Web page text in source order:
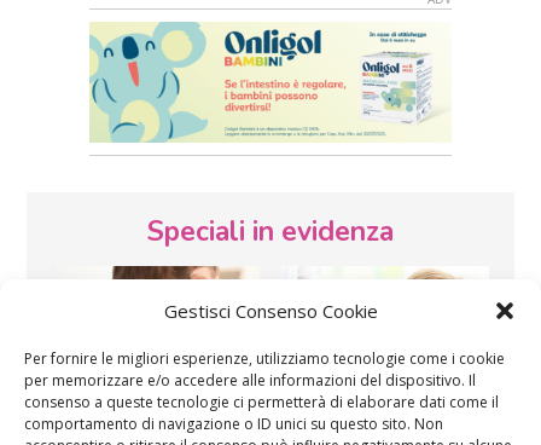
Gestisci Consenso Cookie
Per fornire le migliori esperienze, utilizziamo tecnologie come i cookie
per memorizzare e/o accedere alle informazioni del dispositivo. Il
consenso a queste tecnologie ci permetterà di elaborare dati come il
comportamento di navigazione o ID unici su questo sito. Non
Speciali in evidenza
Vaccini SOS Pediatra